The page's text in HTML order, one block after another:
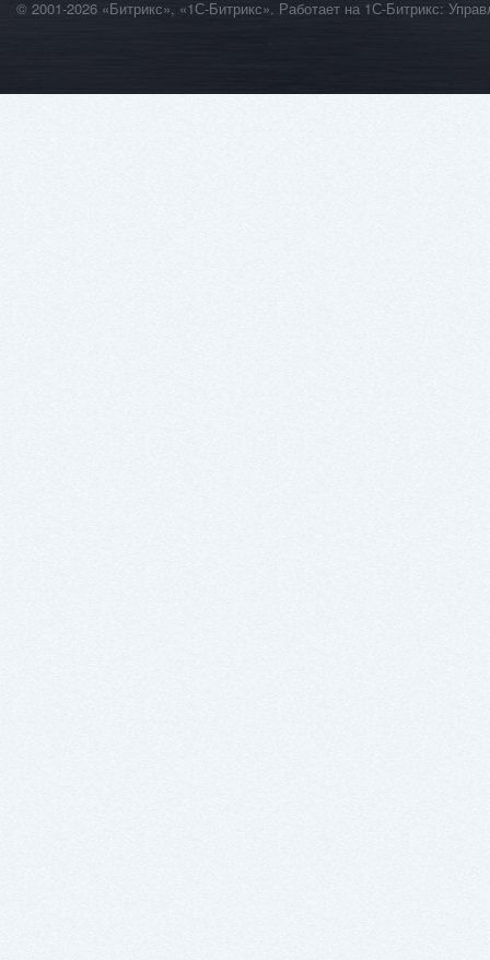
© 2001-2026 «Битрикс», «1С-Битрикс». Работает на 1С-Битрикс: